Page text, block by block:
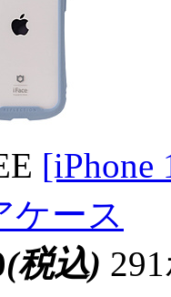
[iPhone
ケース
(税込)